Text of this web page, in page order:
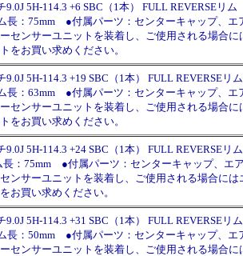
9.0J 5H-114.3 +6 SBC（1本） FULL REVERSEリム
：75mm ●付属パーツ：センターキャップ、
センサーユニットを装着し、ご使用される場合に
をお買い求めください。
9.0J 5H-114.3 +19 SBC（1本） FULL REVERSEリム
：63mm ●付属パーツ：センターキャップ、
センサーユニットを装着し、ご使用される場合に
をお買い求めください。
9.0J 5H-114.3 +24 SBC（1本） FULL REVERSEリム
：75mm ●付属パーツ：センターキャップ、
ンサーユニットを装着し、ご使用される場合に
お買い求めください。
9.0J 5H-114.3 +31 SBC（1本） FULL REVERSEリム
：50mm ●付属パーツ：センターキャップ、
センサーユニットを装着し、ご使用される場合に